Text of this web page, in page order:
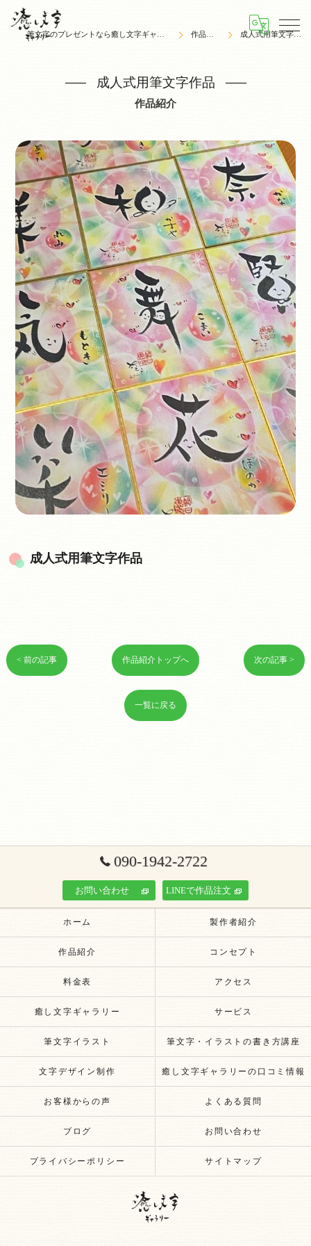
作品紹介 成人式用筆文字作品
作品紹介
成人式用筆文字作品
成人式用筆文字作品
< 前の記事 作品紹介トップへ 次の記事 >
一覧に戻る
090-1942-2722
お問い合わせ LINEで作品注文
ホーム 製作者紹介
作品紹介 コンセプト
料金表 アクセス
癒し文字ギャラリー サービス
筆文字イラスト 筆文字・イラストの書き方講座
文字デザイン制作 癒し文字ギャラリーの口コミ情報
お客様からの声 よくある質問
ブログ お問い合わせ
プライバシーポリシー サイトマップ